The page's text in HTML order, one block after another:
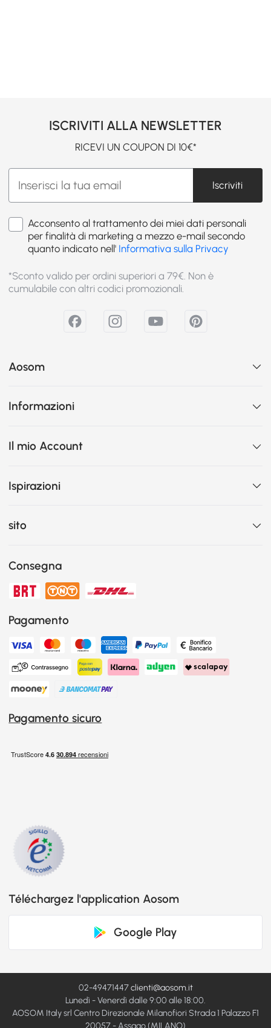
ISCRIVITI ALLA NEWSLETTER
RICEVI UN COUPON DI 10€*
Iscriviti
Acconsento al trattamento dei miei dati personali
per finalità di marketing a mezzo e-mail secondo
quanto indicato nell' Informativa sulla Privacy
*Sconto valido per ordini superiori a 79€. Non è
cumulabile con altri codici promozionali.
Aosom
Informazioni
Il mio Account
Ispirazioni
sito
Consegna
Pagamento
Pagamento sicuro
Téléchargez l'application Aosom
Google Play
02-49471447clienti@aosom.it
Lunedì - Venerdì dalle 9:00 alle 18:00.
AOSOM Italy srl Centro Direzionale Milanofiori Strada 1 Palazzo F1
20057 - Assago (MILANO)